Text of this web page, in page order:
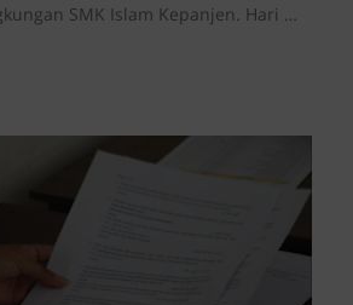
SMK Islam Kepanjen. Hari …